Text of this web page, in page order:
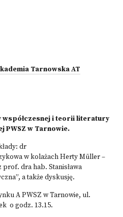
Tarnowska AT
współczesnej i teorii literatury
PWSZ w Tarnowie.
dr
w kolażach Herty Müller –
dra hab. Stanisława
a także dyskusję.
A PWSZ w Tarnowie, ul.
o godz. 13.15.